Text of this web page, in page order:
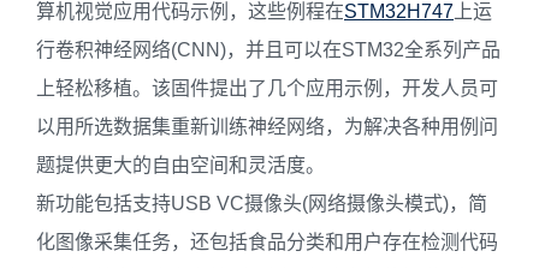
算机视觉应用代码示例，这些例程在STM32H747 上运
行卷积神经网络(CNN)，并且可以在STM32全系列产品
上轻松移植。该固件提出了几个应用示例，开发人员可
以用所选数据集重新训练神经网络，为解决各种用例问
题提供更大的自由空间和灵活度。
新功能包括支持USB VC摄像头(网络摄像头模式)，简
化图像采集任务，还包括食品分类和用户存在检测代码